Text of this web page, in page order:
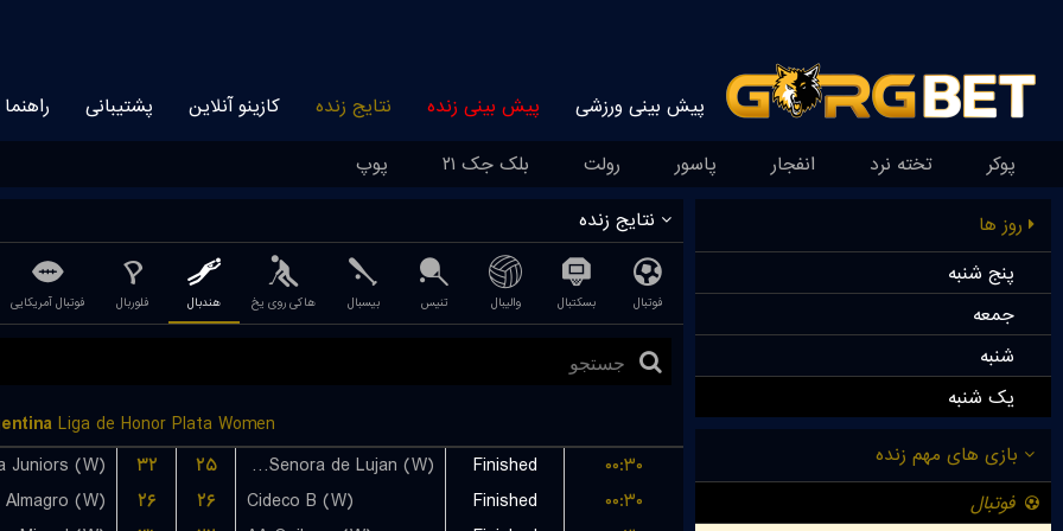
پیش بینی ورزشی پیش بینی زنده نتایج زنده کازینو آنلاین پشتیبانی راهنما
پوکر تخته نرد انفجار پاسور رولت بلک جک ۲۱ پوپ
روز ها
پنج شنبه
جمعه
شنبه
یک شنبه
نتایج زنده
فوتبال بسکتبال والیبال تنیس بیسبال هاکی روی یخ هندبال فلوربال فوتبال آمریکایی
Liga de Honor Plata Women
Juniors (W)
۳۲ ۲۵ Nuestra Senora de Lujan (W) Finished
۰۰:۳۰
۲۶ ۲۶ Cideco B (W) Finished
۰۰:۳۰